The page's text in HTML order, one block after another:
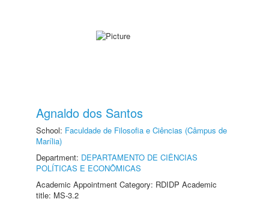
Agnaldo dos Santos
School: Faculdade de Filosofia e Ciências (Câmpus de
Marília)
Department: DEPARTAMENTO DE CIÊNCIAS
POLÍTICAS E ECONÔMICAS
Academic Appointment Category: RDIDP Academic
title: MS-3.2